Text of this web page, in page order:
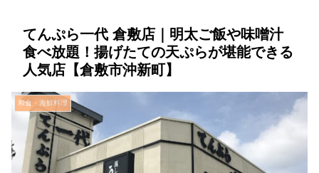
てんぷら一代 倉敷店｜明太ご飯や味噌汁
食べ放題！揚げたての天ぷらが堪能できる
人気店【倉敷市沖新町】
和食・海鮮料理